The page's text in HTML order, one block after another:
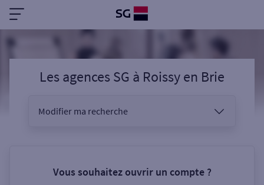
Les agences SG à Roissy en Brie
Modifier ma recherche
Vous souhaitez ouvrir un compte ?